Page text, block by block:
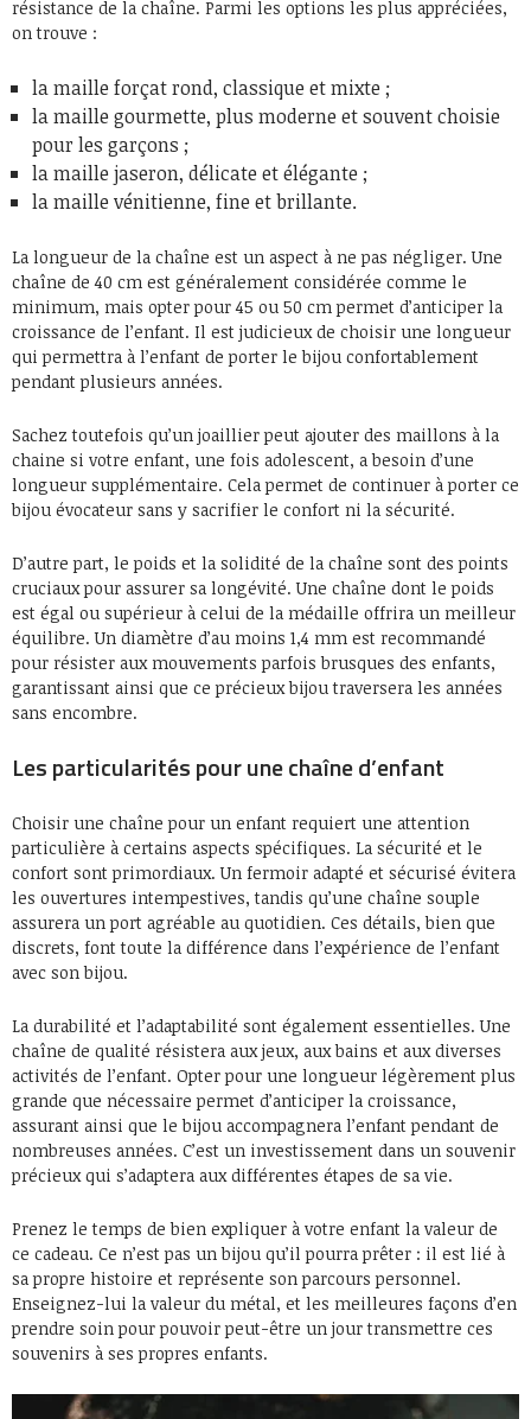
résistance de la chaîne. Parmi les options les plus appréciées,
on trouve :
la maille forçat rond, classique et mixte ;
la maille gourmette, plus moderne et souvent choisie
pour les garçons ;
la maille jaseron, délicate et élégante ;
la maille vénitienne, fine et brillante.
La longueur de la chaîne est un aspect à ne pas négliger. Une
chaîne de 40 cm est généralement considérée comme le
minimum, mais opter pour 45 ou 50 cm permet d’anticiper la
croissance de l’enfant. Il est judicieux de choisir une longueur
qui permettra à l’enfant de porter le bijou confortablement
pendant plusieurs années.
Sachez toutefois qu’un joaillier peut ajouter des maillons à la
chaine si votre enfant, une fois adolescent, a besoin d’une
longueur supplémentaire. Cela permet de continuer à porter ce
bijou évocateur sans y sacrifier le confort ni la sécurité.
D’autre part, le poids et la solidité de la chaîne sont des points
cruciaux pour assurer sa longévité. Une chaîne dont le poids
est égal ou supérieur à celui de la médaille offrira un meilleur
équilibre. Un diamètre d’au moins 1,4 mm est recommandé
pour résister aux mouvements parfois brusques des enfants,
garantissant ainsi que ce précieux bijou traversera les années
sans encombre.
Les particularités pour une chaîne d’enfant
Choisir une chaîne pour un enfant requiert une attention
particulière à certains aspects spécifiques. La sécurité et le
confort sont primordiaux. Un fermoir adapté et sécurisé évitera
les ouvertures intempestives, tandis qu’une chaîne souple
assurera un port agréable au quotidien. Ces détails, bien que
discrets, font toute la différence dans l’expérience de l’enfant
avec son bijou.
La durabilité et l’adaptabilité sont également essentielles. Une
chaîne de qualité résistera aux jeux, aux bains et aux diverses
activités de l’enfant. Opter pour une longueur légèrement plus
grande que nécessaire permet d’anticiper la croissance,
assurant ainsi que le bijou accompagnera l’enfant pendant de
nombreuses années. C’est un investissement dans un souvenir
précieux qui s’adaptera aux différentes étapes de sa vie.
Prenez le temps de bien expliquer à votre enfant la valeur de
ce cadeau. Ce n’est pas un bijou qu’il pourra prêter : il est lié à
sa propre histoire et représente son parcours personnel.
Enseignez-lui la valeur du métal, et les meilleures façons d’en
prendre soin pour pouvoir peut-être un jour transmettre ces
souvenirs à ses propres enfants.